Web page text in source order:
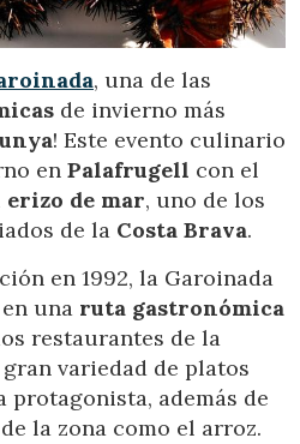
EN FR
, una de las
de invierno más
! Este evento culinario
en Palafrugell con el
erizo de mar, uno de los
de la Costa Brava.
en 1992, la Garoinada
una ruta gastronómica
restaurantes de la
variedad de platos
protagonista, además de
la zona como el arroz.